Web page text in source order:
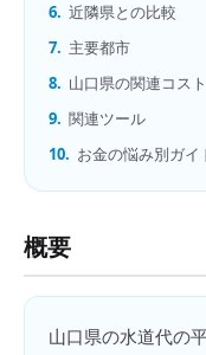
6. 近隣県との比較
7. 主要都市
8. 山口県の関連コスト
9. 関連ツール
10. お金の悩み別ガイ
概要
山口県の水道代の